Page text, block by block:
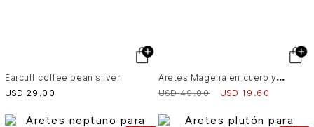
Earcuff coffee bean silver
USD 29 .00
A
retes Magena en cuero y zamac para mujer hexágono
USD 49.00 USD 19 .60